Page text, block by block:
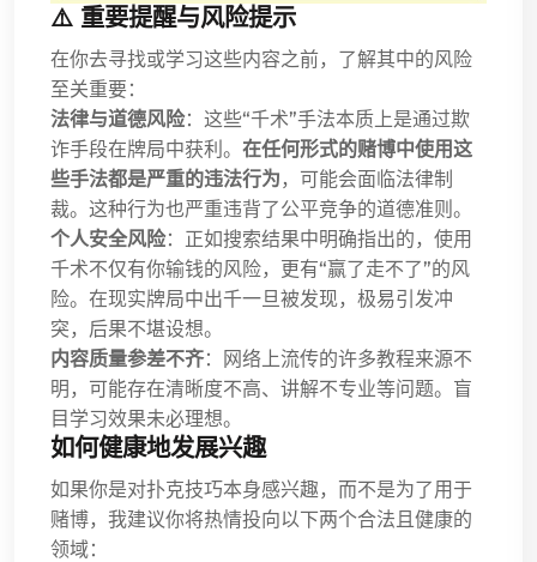
⚠️ 重要提醒与风险提示
在你去寻找或学习这些内容之前，了解其中的风险
至关重要：
法律与道德风险：这些“千术”手法本质上是通过欺
诈手段在牌局中获利。 在任何形式的赌博中使用这
些手法都是严重的违法行为 ，可能会面临法律制
裁。这种行为也严重违背了公平竞争的道德准则。
个人安全风险：正如搜索结果中明确指出的，使用
千术不仅有你输钱的风险，更有“赢了走不了”的风
险。在现实牌局中出千一旦被发现，极易引发冲
突，后果不堪设想。
内容质量参差不齐：网络上流传的许多教程来源不
明，可能存在清晰度不高、讲解不专业等问题。盲
目学习效果未必理想。
如何健康地发展兴趣
如果你是对扑克技巧本身感兴趣，而不是为了用于
赌博，我建议你将热情投向以下两个合法且健康的
领域：